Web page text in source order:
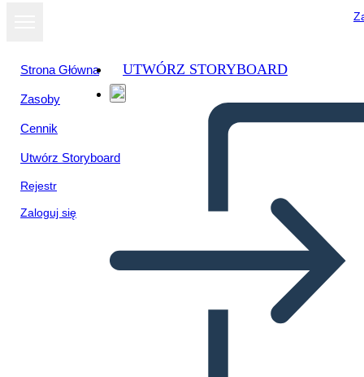
Strona Główna
Zasoby
Cennik
Utwórz Storyboard
Rejestr
Zaloguj się
UTWÓRZ STORYBOARD
Wyświetl jako
pokaz slajdów